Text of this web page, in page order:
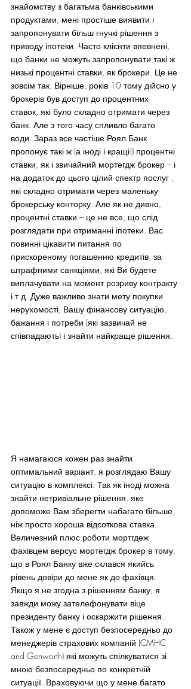
знайомству з багатьма банківськими
продуктами, мені простіше виявити і
запропонувати більш гнучкі рішення з
приводу іпотеки. Часто клієнти впевнені,
що банки не можуть запропонувати такі ж
низькі процентні ставки, як брокери. Це не
зовсім так. Вірніше, років 10 тому дійсно у
брокерів був доступ до процентних
ставок, які було складно отримати через
банк. Але з того часу спливло багато
води. Зараз все частіше Роял Банк
пропонує такі ж (а іноді і кращі!) процентні
ставки, як і звичайний мортегдж брокер – і
на додаток до цього цілий спектр послуг ,
які складно отримати через маленьку
брокерську конторку. Але як не дивно,
процентні ставки – це не все, що слід
розглядати при отриманні іпотеки. Вас
повинні цікавити питання по
прискореному погашенню кредитів, за
штрафними санкціями, які Ви будете
виплачувати на момент розриву контракту
і т.д. Дуже важливо знати мету покупки
нерухомості, Вашу фінансову ситуацію,
бажання і потреби (які зазвичай не
співпадають) і знайти найкраще рішення.
Я намагаюся кожен раз знайти
оптимальний варіант, я розглядаю Вашу
ситуацію в комплексі. Так як іноді можна
знайти нетривіальне рішення, яке
допоможе Вам зберегти набагато більше,
ніж просто хороша відсоткова ставка.
Величезний плюс роботи мортгдеж
фахівцем версус мортегдж брокер в тому,
що в Роял Банку вже склався якийсь
рівень довіри до мене як до фахівця.
Якщо я не згодна з рішенням банку, я
завжди можу зателефонувати віце
президенту банку і оскаржити рішення.
Також у мене є доступ безпосередньо до
менеджерів страхових компаній (CMHC
and Genworth) які можуть спілкуватися зі
мною безпосередньо по конкретній
ситуації. Враховуючи що у мене багато